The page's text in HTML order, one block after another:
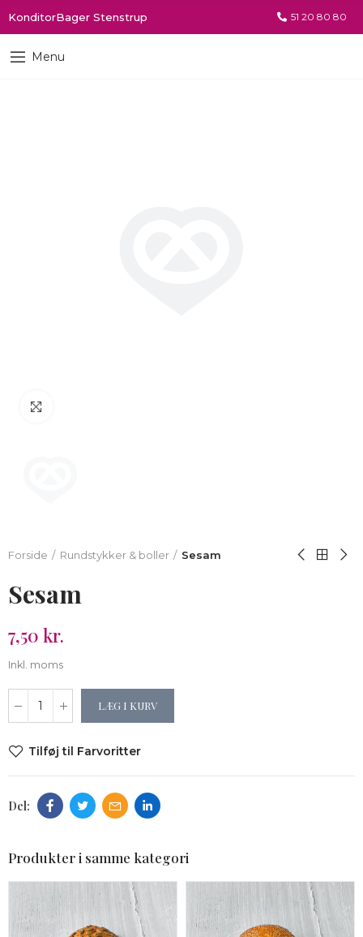
KonditorBager Stenstrup 51 20 80 80
Menu
Forside Rundstykker & boller Sesam
Sesam
7,50 kr.
Inkl. moms
LÆG I KURV
Tilføj til Farvoritter
Produkter i samme kategori